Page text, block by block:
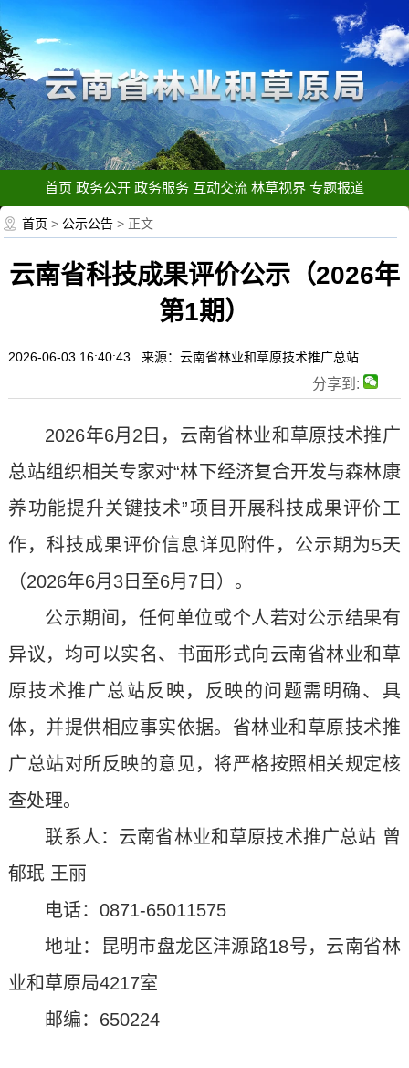
首页 政务公开 政务服务 互动交流 林草视界 专题报道
首页 > 公示公告 > 正文
云南省科技成果评价公示（2026年
第1期）
2026-06-03 16:40:43 来源：云南省林业和草原技术推广总站
分享到:
2026年6月2日，云南省林业和草原技术推广
总站组织相关专家对“林下经济复合开发与森林康
养功能提升关键技术”项目开展科技成果评价工
作，科技成果评价信息详见附件，公示期为5天
（2026年6月3日至6月7日）。
公示期间，任何单位或个人若对公示结果有
异议，均可以实名、书面形式向云南省林业和草
原技术推广总站反映，反映的问题需明确、具
体，并提供相应事实依据。省林业和草原技术推
广总站对所反映的意见，将严格按照相关规定核
查处理。
联系人：云南省林业和草原技术推广总站 曾
郁珉 王丽
电话：0871-65011575
地址：昆明市盘龙区沣源路18号，云南省林
业和草原局4217室
邮编：650224